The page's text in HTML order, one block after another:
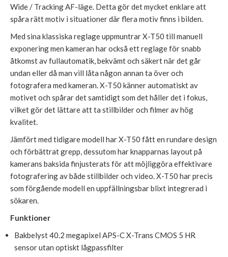
Wide / Tracking AF-läge. Detta gör det mycket enklare att
spåra rätt motiv i situationer där flera motiv finns i bilden.
Med sina klassiska reglage uppmuntrar X-T50 till manuell
exponering men kameran har också ett reglage för snabb
åtkomst av fullautomatik, bekvämt och säkert när det går
undan eller då man vill låta någon annan ta över och
fotografera med kameran. X-T50 känner automatiskt av
motivet och spårar det samtidigt som det håller det i fokus,
vilket gör det lättare att ta stillbilder och filmer av hög
kvalitet.
Jämfört med tidigare modell har X-T50 fått en rundare design
och förbättrat grepp, dessutom har knapparnas layout på
kamerans baksida finjusterats för att möjliggöra effektivare
fotografering av både stillbilder och video. X-T50 har precis
som förgående modell en uppfällningsbar blixt integrerad i
sökaren.
Funktioner
Bakbelyst 40.2 megapixel APS-C X-Trans CMOS 5 HR
sensor utan optiskt lågpassfilter